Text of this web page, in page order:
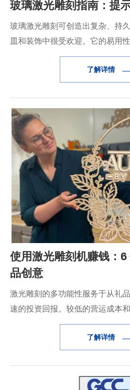
玻璃激光雕刻指南：提
玻璃激光雕刻可创造出复杂、持
皿和装饰中很受欢迎。它的易用
了解详情
使用激光雕刻机赚钱：
品创意
激光雕刻的多功能性服务于从礼
速的投资回报。较低的营运成本
其新创公司的吸引力和成长。
了解详情